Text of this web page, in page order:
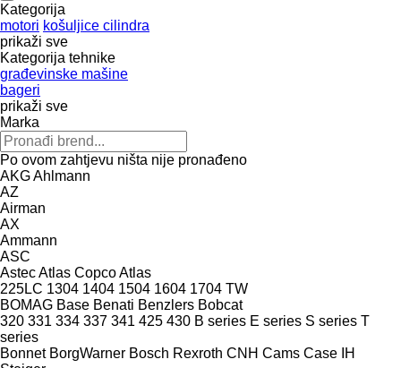
Kategorija
motori košuljice cilindra
prikaži sve
Kategorija tehnike
građevinske mašine
bageri
prikaži sve
Marka
Po ovom zahtjevu ništa nije pronađeno
AKGAhlmann
AZ
Airman
AX
Ammann
ASC
AstecAtlas CopcoAtlas
225LC 1304 1404 1504 1604 1704 TW
BOMAG Base Benati Benzlers Bobcat
320 331 334 337 341 425 430 B series E series S series T
series
Bonnet BorgWarner Bosch Rexroth CNH Cams Case IH